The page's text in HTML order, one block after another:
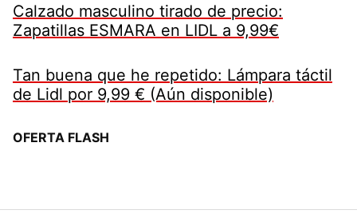
Calzado masculino tirado de precio:
Zapatillas ESMARA en LIDL a 9,99€
Tan buena que he repetido: Lámpara táctil
de Lidl por 9,99 € (Aún disponible)
OFERTA FLASH